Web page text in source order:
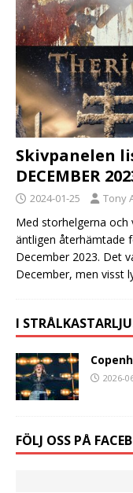
Skivpanelen
DECEMBER
2024-01-25 Tony
Med storhelgerna och
äntligen återhämtade
December 2023. Det
December, men visst
I
2026-
FÖLJ OSS PÅ